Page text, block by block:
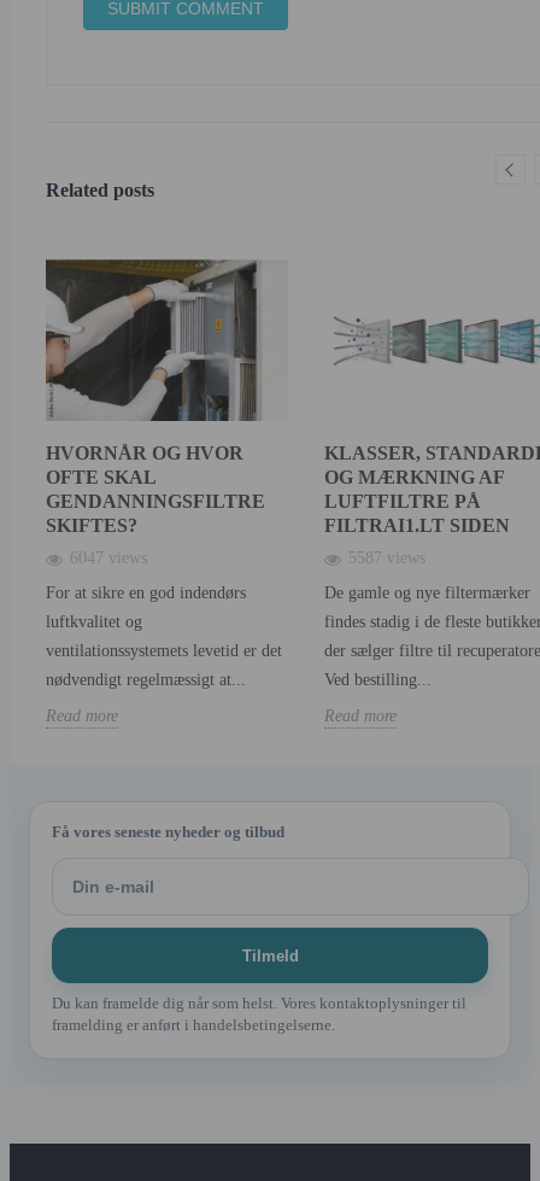
Related posts
HVORNÅR OG HVOR
OFTE SKAL
GENDANNINGSFILTRE
SKIFTES?
6047 views
For at sikre en god indendørs
luftkvalitet og
ventilationssystemets levetid er det
nødvendigt regelmæssigt at...
Read more
KLASSER,
OG MÆRKNING AF
LUFTFILTRE PÅ
FILTRAI1.LT SIDEN
5587 views
De gamle og nye filtermærker
findes stadig i de fleste
der sælger filtre til
Ved bestilling...
Read more
Få vores seneste nyheder og tilbud
Du kan framelde dig når som helst. Vores kontaktoplysninger til
framelding er anført i handelsbetingelserne.